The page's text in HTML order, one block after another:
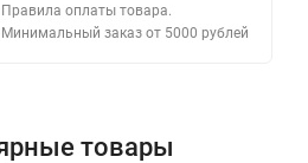
Правила оплаты товара.
Минимальный заказ от 5000 рублей
товары